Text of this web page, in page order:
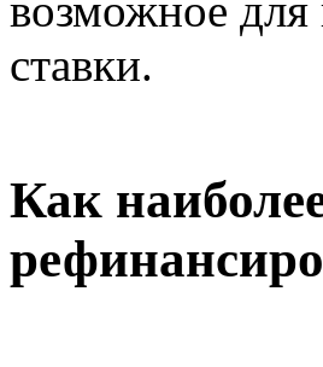
возможное для
ставки.
Как